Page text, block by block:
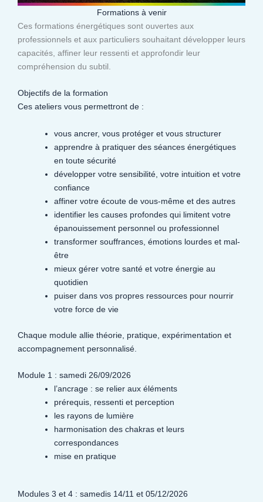
Formations à venir
Ces formations énergétiques sont ouvertes aux
professionnels et aux particuliers souhaitant développer leurs
capacités, affiner leur ressenti et approfondir leur
compréhension du subtil.​
Objectifs de la formation
Ces ateliers vous permettront de :
vous ancrer, vous protéger et vous structurer
apprendre à pratiquer des séances énergétiques
en toute sécurité
développer votre sensibilité, votre intuition et votre
confiance
affiner votre écoute de vous-même et des autres
identifier les causes profondes qui limitent votre
épanouissement personnel ou professionnel
transformer souffrances, émotions lourdes et mal-
être
mieux gérer votre santé et votre énergie au
quotidien
puiser dans vos propres ressources pour nourrir
votre force de vie
Chaque module allie théorie, pratique, expérimentation et
accompagnement personnalisé.
Module 1 : samedi 26/09/2026
l’ancrage : se relier aux éléments
prérequis, ressenti et perception
les rayons de lumière
harmonisation des chakras et leurs
correspondances
mise en pratique
Modules 3 et 4 : samedis 14/11 et 05/12/2026